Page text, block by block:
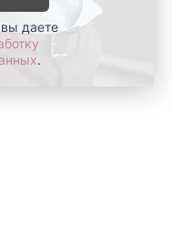
даете
.